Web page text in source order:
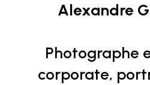
Alexandre
Photographe
corporate,